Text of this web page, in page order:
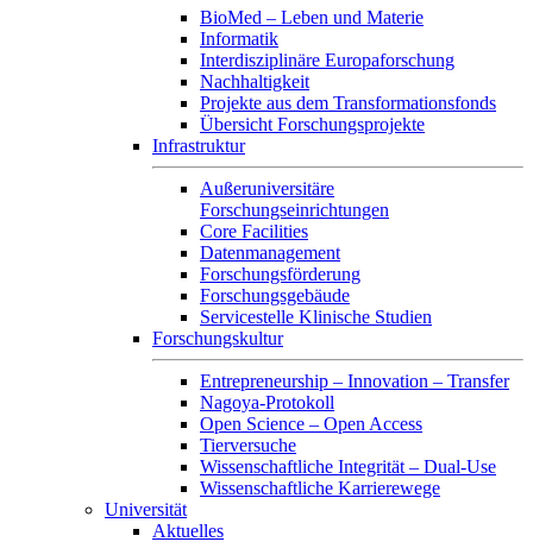
BioMed – Leben und Materie
Informatik
Interdisziplinäre Europaforschung
Nachhaltigkeit
Projekte aus dem Transformationsfonds
Übersicht Forschungsprojekte
Infrastruktur
Außeruniversitäre
Forschungseinrichtungen
Core Facilities
Datenmanagement
Forschungsförderung
Forschungsgebäude
Servicestelle Klinische Studien
Forschungskultur
Entrepreneurship – Innovation – Transfer
Nagoya-Protokoll
Open Science – Open Access
Tierversuche
Wissenschaftliche Integrität – Dual-Use
Wissenschaftliche Karrierewege
Universität
Aktuelles